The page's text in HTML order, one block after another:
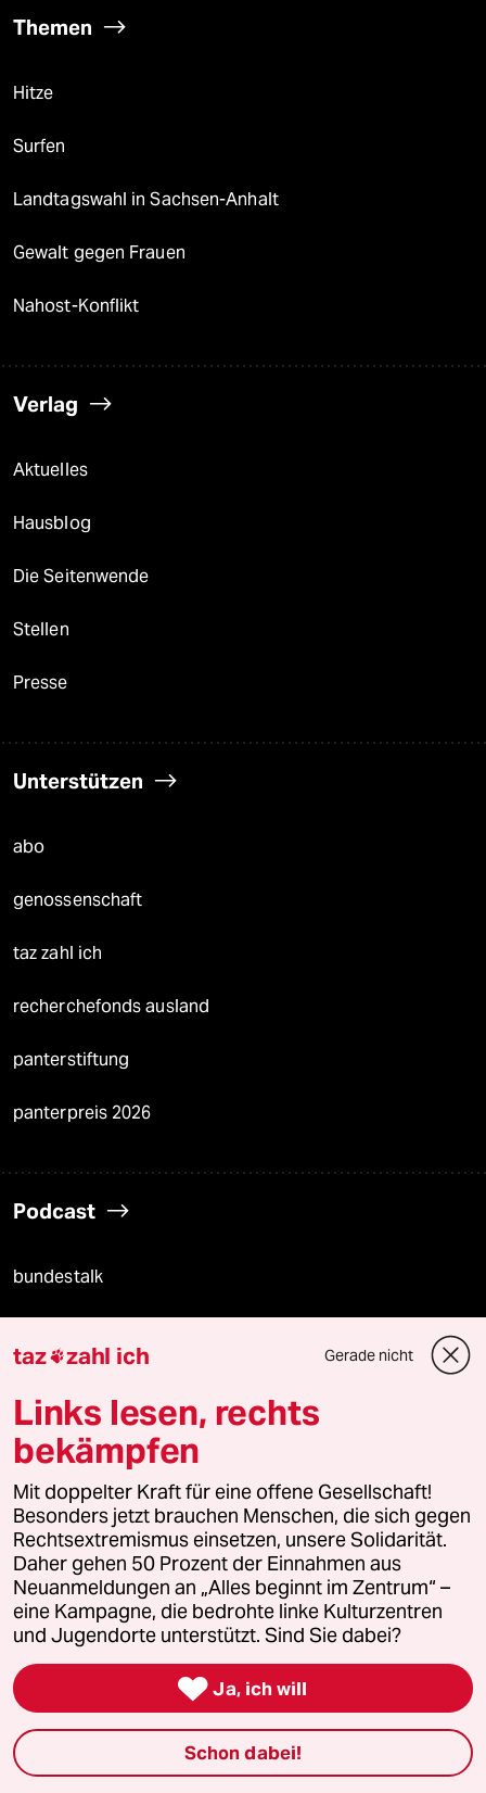
Themen
Hitze
Surfen
Landtagswahl in Sachsen-Anhalt
Gewalt gegen Frauen
Nahost-Konflikt
Verlag
Aktuelles
Hausblog
Die Seitenwende
Stellen
Presse
Unterstützen
abo
genossenschaft
taz zahl ich
recherchefonds ausland
panterstiftung
panterpreis 2026
Podcast
bundestalk
Mauerecho
Freie Rede
reingehen
Newsletter
team zukunft
taz frisch
taz zahl ich Gerade nicht
Links lesen, rechts
bekämpfen
Mit doppelter Kraft für eine offene Gesellschaft!
Besonders jetzt brauchen Menschen, die sich gegen
Rechtsextremismus einsetzen, unsere Solidarität.
Daher gehen 50 Prozent der Einnahmen aus
Neuanmeldungen an „Alles beginnt im Zentrum“ –
eine Kampagne, die bedrohte linke Kulturzentren
und Jugendorte unterstützt. Sind Sie dabei?
 Ja, ich will
Schon dabei!